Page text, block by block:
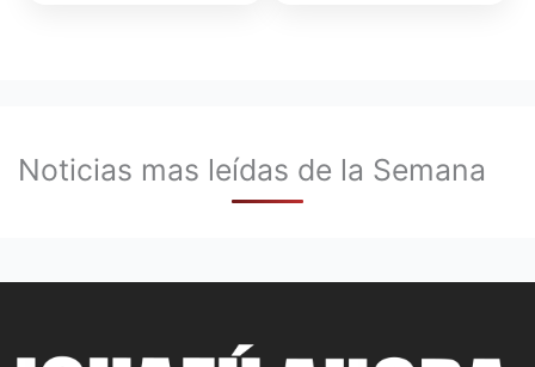
Noticias mas leídas de la Semana